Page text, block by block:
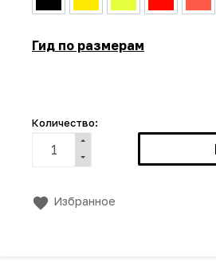
Гид по размерам
Количество:
Избранное